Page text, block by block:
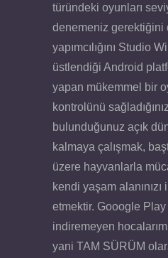
türündeki oyunları
denemeniz gerektiğini
yapımcılığını Studio
üstlendiği Android
yapan mükemmel bir
kontrolünü
bulunduğunuz açık
kalmaya çalışmak,
üzere hayvanlarla
kendi yaşam alanınızı
etmektir. Gooogle
indiremeyen
yani TAM SÜRÜM